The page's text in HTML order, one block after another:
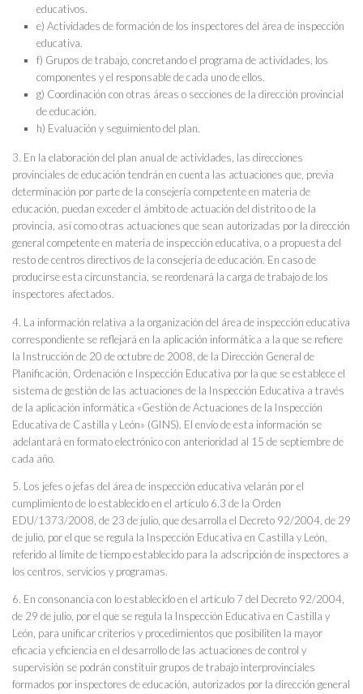
educativos.
e) Actividades de formación de los inspectores del área de inspección
educativa.
f) Grupos de trabajo, concretando el programa de actividades, los
componentes y el responsable de cada uno de ellos.
g) Coordinación con otras áreas o secciones de la dirección provincial
de educación.
h) Evaluación y seguimiento del plan.
3. En la elaboración del plan anual de actividades, las direcciones
provinciales de educación tendrán en cuenta las actuaciones que, previa
determinación por parte de la consejería competente en materia de
educación, puedan exceder el ámbito de actuación del distrito o de la
provincia, así como otras actuaciones que sean autorizadas por la dirección
general competente en materia de inspección educativa, o a propuesta del
resto de centros directivos de la consejería de educación. En caso de
producirse esta circunstancia, se reordenará la carga de trabajo de los
inspectores afectados.
4. La información relativa a la organización del área de inspección educativa
correspondiente se reflejará en la aplicación informática a la que se refiere
la Instrucción de 20 de octubre de 2008, de la Dirección General de
Planificación, Ordenación e Inspección Educativa por la que se establece el
sistema de gestión de las actuaciones de la Inspección Educativa a través
de la aplicación informática «Gestión de Actuaciones de la Inspección
Educativa de Castilla y León» (GINS). El envío de esta información se
adelantará en formato electrónico con anterioridad al 15 de septiembre de
cada año.
5. Los jefes o jefas del área de inspección educativa velarán por el
cumplimiento de lo establecido en el artículo 6.3 de la Orden
EDU/1373/2008, de 23 de julio, que desarrolla el Decreto 92/2004, de 29
de julio, por el que se regula la Inspección Educativa en Castilla y León,
referido al límite de tiempo establecido para la adscripción de inspectores a
los centros, servicios y programas.
6. En consonancia con lo establecido en el artículo 7 del Decreto 92/2004,
de 29 de julio, por el que se regula la Inspección Educativa en Castilla y
León, para unificar criterios y procedimientos que posibiliten la mayor
eficacia y eficiencia en el desarrollo de las actuaciones de control y
supervisión se podrán constituir grupos de trabajo interprovinciales
formados por inspectores de educación, autorizados por la dirección general